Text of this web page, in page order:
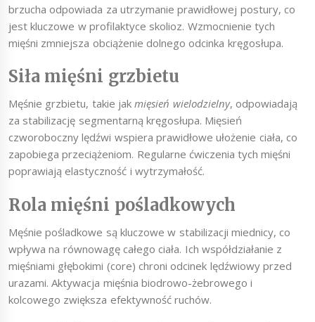
brzucha odpowiada za utrzymanie prawidłowej postury, co
jest kluczowe w profilaktyce skolioz. Wzmocnienie tych
mięśni zmniejsza obciążenie dolnego odcinka kręgosłupa.
Siła mięśni grzbietu
Męśnie grzbietu, takie jakmięsień wielodzielny, odpowiadają
za stabilizację segmentarną kręgosłupa. Mięsień
czworoboczny lędźwi wspiera prawidłowe ułożenie ciała, co
zapobiega przeciążeniom. Regularne ćwiczenia tych mięśni
poprawiają elastyczność i wytrzymałość.
Rola mięśni pośladkowych
Męśnie pośladkowe są kluczowe w stabilizacji miednicy, co
wpływa na równowagę całego ciała. Ich współdziałanie z
mięśniami głębokimi (core) chroni odcinek lędźwiowy przed
urazami. Aktywacja mięśnia biodrowo-żebrowego i
kolcowego zwiększa efektywność ruchów.